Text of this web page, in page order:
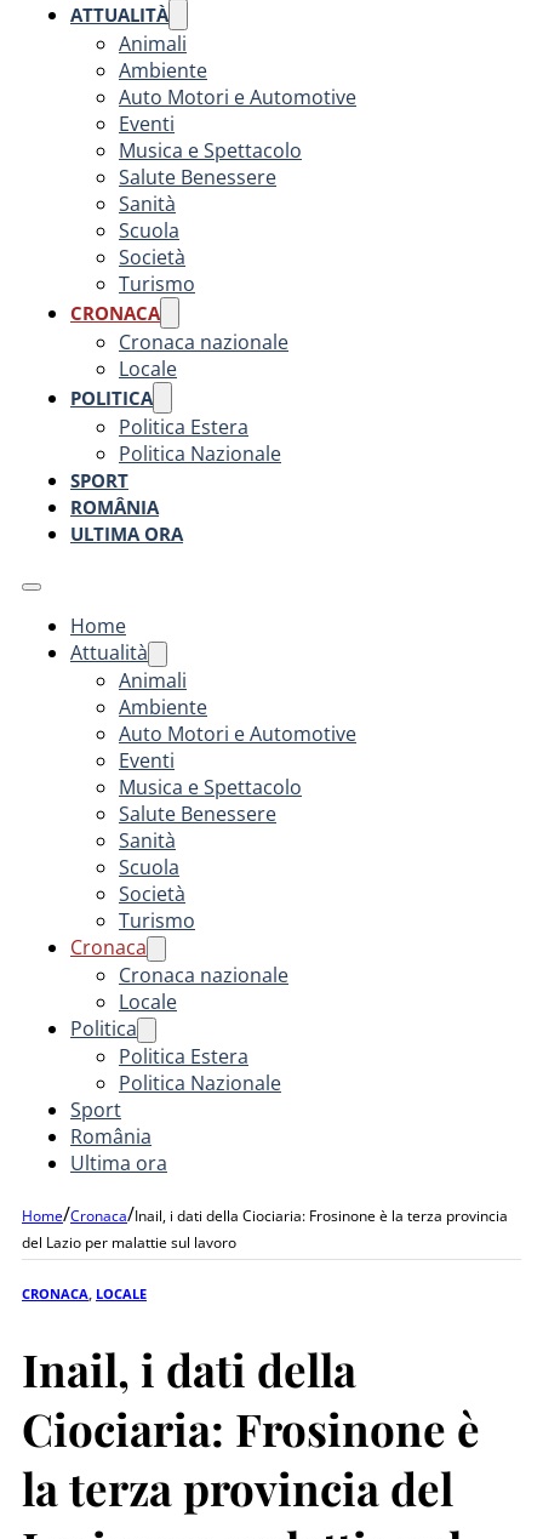
ATTUALITÀ
Animali
Ambiente
Auto Motori e Automotive
Eventi
Musica e Spettacolo
Salute Benessere
Sanità
Scuola
Società
Turismo
CRONACA
Cronaca nazionale
Locale
POLITICA
Politica Estera
Politica Nazionale
SPORT
ROMÂNIA
ULTIMA ORA
Home
Attualità
Animali
Ambiente
Auto Motori e Automotive
Eventi
Musica e Spettacolo
Salute Benessere
Sanità
Scuola
Società
Turismo
Cronaca
Cronaca nazionale
Locale
Politica
Politica Estera
Politica Nazionale
Sport
România
Ultima ora
Home/Cronaca/Inail, i dati della Ciociaria: Frosinone è la terza provincia
del Lazio per malattie sul lavoro
CRONACA LOCALE
Inail, i dati della
Ciociaria: Frosinone è
la terza provincia del